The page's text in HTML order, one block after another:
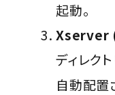
起動。
Xserver
ディレクト
自動配置